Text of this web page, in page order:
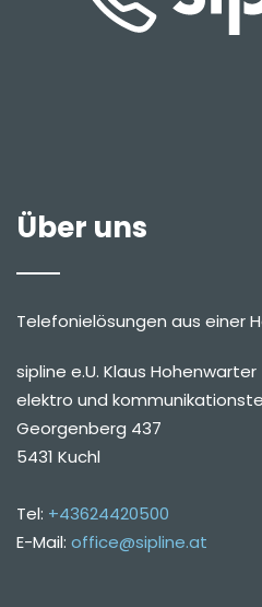
Über uns
Telefonielösungen aus einer
sipline e.U. Klaus Hohenwarter
elektro und
Georgenberg 437
5431 Kuchl
Tel: +43624420500
E-Mail: office@sipline.at